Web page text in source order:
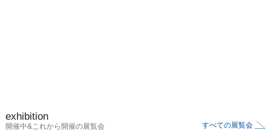
exhibition
開催中&これから開催の展覧会 すべての展覧会